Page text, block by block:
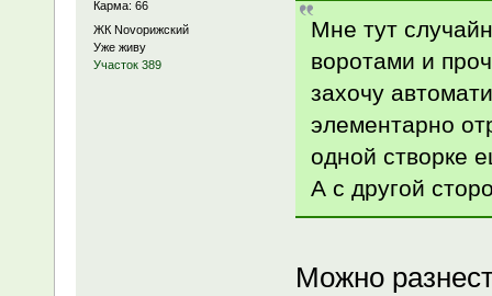
Карма: 66
ЖК Novoрижский
Уже живу
Участок 389
Мне тут
воротами и
захочу
элементарно
одной створке
А с другой
Можно